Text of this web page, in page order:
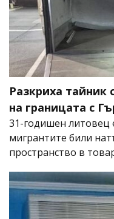
Разкриха тайник
на границата с
31-годишен литовец
мигрантите били
пространство в